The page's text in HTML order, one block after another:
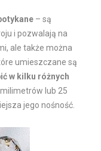
– są
i pozwalają na
ale także można
umieszczane są
w kilku różnych
lub 25
jego nośność.